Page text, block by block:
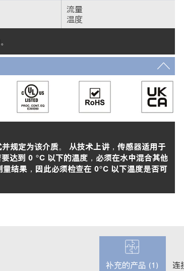
流量
温度
规定为该介质。 从技术上讲，传感器适用于
达到 0 °C 以下的温度，必须在水中混合其他
结果，因此必须检查在 0°C 以下温度是否可
r
补充的产品 (1) 连